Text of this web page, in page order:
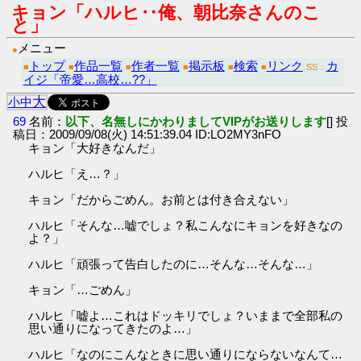
キョン「ハルヒ‥俺、朝比奈さんのこ
と」
● メニュー
■ トップ ■作品一覧 ■作者一覧 ■掲示板 ■検索 ■ リンク SS： カ
イジ「帝愛…高校…??」
小中大
69 名前： 以下、名無しにかわりましてVIPがお送りします[] 投
稿日：2009/09/08(火) 14:51:39.04 ID:LO2MY3nFO
キョン「大好きなんだ」
ハルヒ「え…？」
キョン「だからごめん。お前とは付き合えない」
ハルヒ「そんな…嘘でしょ？私こんなにキョンを好きなの
よ？」
ハルヒ「頑張って告白したのに…そんな…そんな…」
キョン「…ごめん」
ハルヒ「嘘よ…これはドッキリでしょ？いままで全部私の
思い通りになってきたのよ…」
ハルヒ「なのにこんなときに思い通りにならないなんて…